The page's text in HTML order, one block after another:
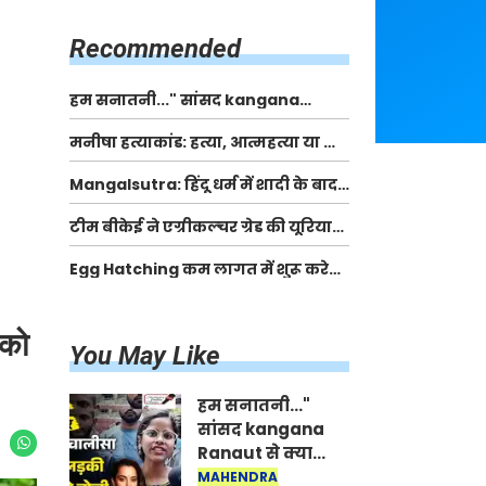
Recommended
हम सनातनी..." सांसद kangana
Ranaut से क्या बोली लड़की? Viral
Jantar-Mantar | CJP protest
मनीषा हत्याकांड: हत्या, आत्महत्या या कोई बड़ा राज?
| Full Story | Josh Haryana
Mangalsutra: हिंदू धर्म में शादी के बाद
मंगलसूत्र क्यों पहनती है महिलाएं, किसने
शुरु की ये परंपरा
टीम बीकेई ने एग्रीकल्चर ग्रेड की यूरिया
खाद गट्टों में बदलकर टेक्निकल ग्रेड में
बेचने वालों पर करवाई कार्रवाई:
Egg Hatching कम लागत में शुरू करे
You May Like
हम सनातनी..."
सांसद kangana
Ranaut से क्या
बोली लड़की? Viral
MAHENDRA